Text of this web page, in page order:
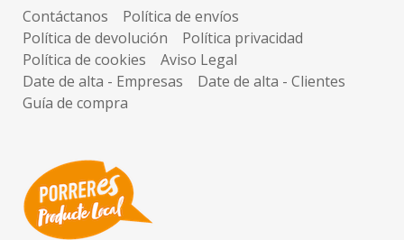
Contáctanos
Política de envíos
Política de devolución
Política privacidad
Política de cookies
Aviso Legal
Date de alta - Empresas
Date de alta - Clientes
Guía de compra